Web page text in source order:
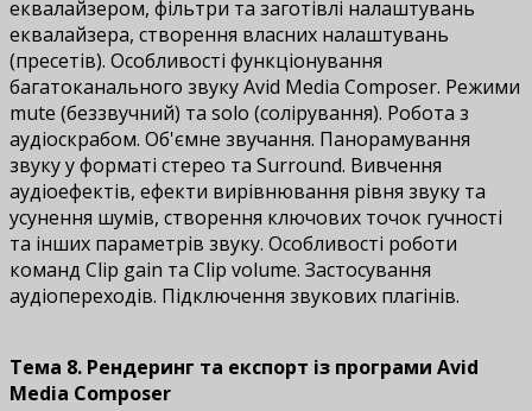
еквалайзером, фільтри та заготівлі налаштувань
еквалайзера, створення власних налаштувань
(пресетів). Особливості функціонування
багатоканального звуку Avid Media Composer. Режими
mute (беззвучний) та solo (солірування). Робота з
аудіоскрабом. Об'ємне звучання. Панорамування
звуку у форматі стерео та Surround. Вивчення
аудіоефектів, ефекти вирівнювання рівня звуку та
усунення шумів, створення ключових точок гучності
та інших параметрів звуку. Особливості роботи
команд Clip gain та Clip volume. Застосування
аудіопереходів. Підключення звукових плагінів.
Тема 8. Рендеринг та експорт із програми Avid
Media Composer